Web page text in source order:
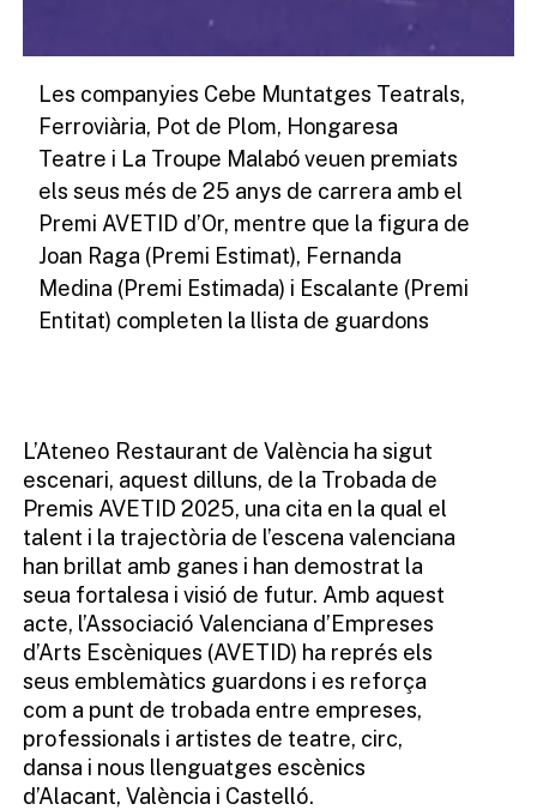
Les companyies Cebe Muntatges Teatrals,
Ferroviària, Pot de Plom, Hongaresa
Teatre i La Troupe Malabó veuen premiats
els seus més de 25 anys de carrera amb el
Premi AVETID d’Or, mentre que la figura de
Joan Raga (Premi Estimat), Fernanda
Medina (Premi Estimada) i Escalante (Premi
Entitat) completen la llista de guardons
L’Ateneo Restaurant de València ha sigut
escenari, aquest dilluns, de la Trobada de
Premis AVETID 2025, una cita en la qual el
talent i la trajectòria de l’escena valenciana
han brillat amb ganes i han demostrat la
seua fortalesa i visió de futur. Amb aquest
acte, l’Associació Valenciana d’Empreses
d’Arts Escèniques (AVETID) ha représ els
seus emblemàtics guardons i es reforça
com a punt de trobada entre empreses,
professionals i artistes de teatre, circ,
dansa i nous llenguatges escènics
d’Alacant, València i Castelló.